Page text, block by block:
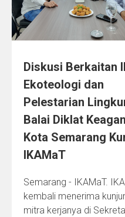
Diskusi Berkaitan
Ekoteologi dan
Pelestarian
Balai Diklat
Kota Semarang
IKAMaT
Semarang - IKAMaT.
kembali menerima
mitra kerjanya di